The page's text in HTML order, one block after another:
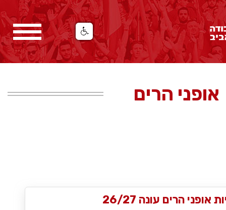
אופני הרים
אופני הרים עונה 26/27